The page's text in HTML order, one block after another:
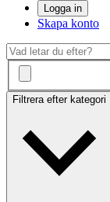
Logga in
Skapa konto
Filtrera efter kategori